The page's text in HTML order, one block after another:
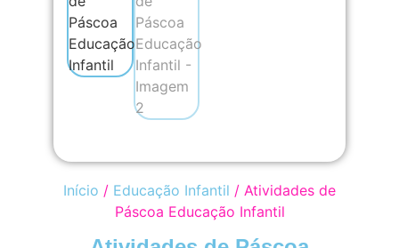
Início / Educação Infantil / Atividades de
Páscoa Educação Infantil